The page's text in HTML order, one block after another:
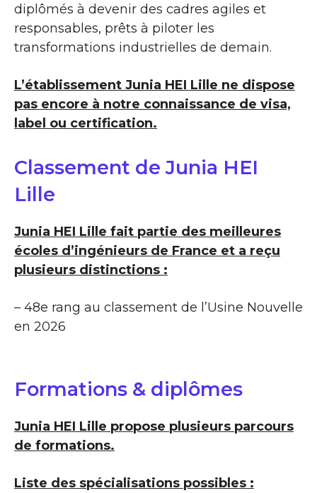
diplômés à devenir des cadres agiles et
responsables, prêts à piloter les
transformations industrielles de demain.
L’établissement Junia HEI Lille ne dispose
pas encore à notre connaissance de visa,
label ou certification.
Classement de Junia HEI
Lille
Junia HEI Lille fait partie des meilleures
écoles d’ingénieurs de France et a reçu
plusieurs distinctions :
– 48e rang au classement de l’Usine Nouvelle
en 2026
Formations & diplômes
Junia HEI Lille propose plusieurs parcours
de formations.
Liste des spécialisations possibles :